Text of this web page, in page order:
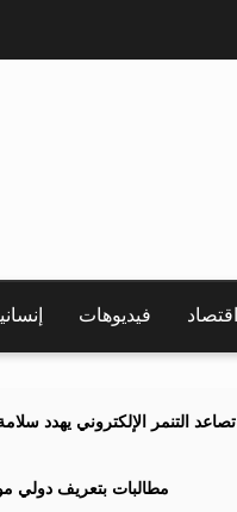
اقتصاد فيديوهات
تصاعد التنمر الإلكتروني يهدد
مطالبات بتعريف دولي